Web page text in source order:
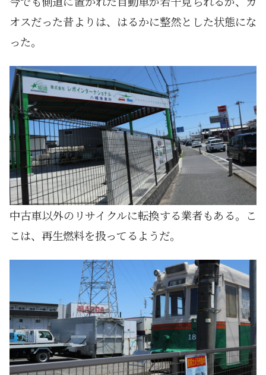
オスだった昔よりは、はるかに整然とした状態にな
った。
中古車以外のリサイクルに転換する業者もある。こ
こは、再生燃料を扱ってるようだ。